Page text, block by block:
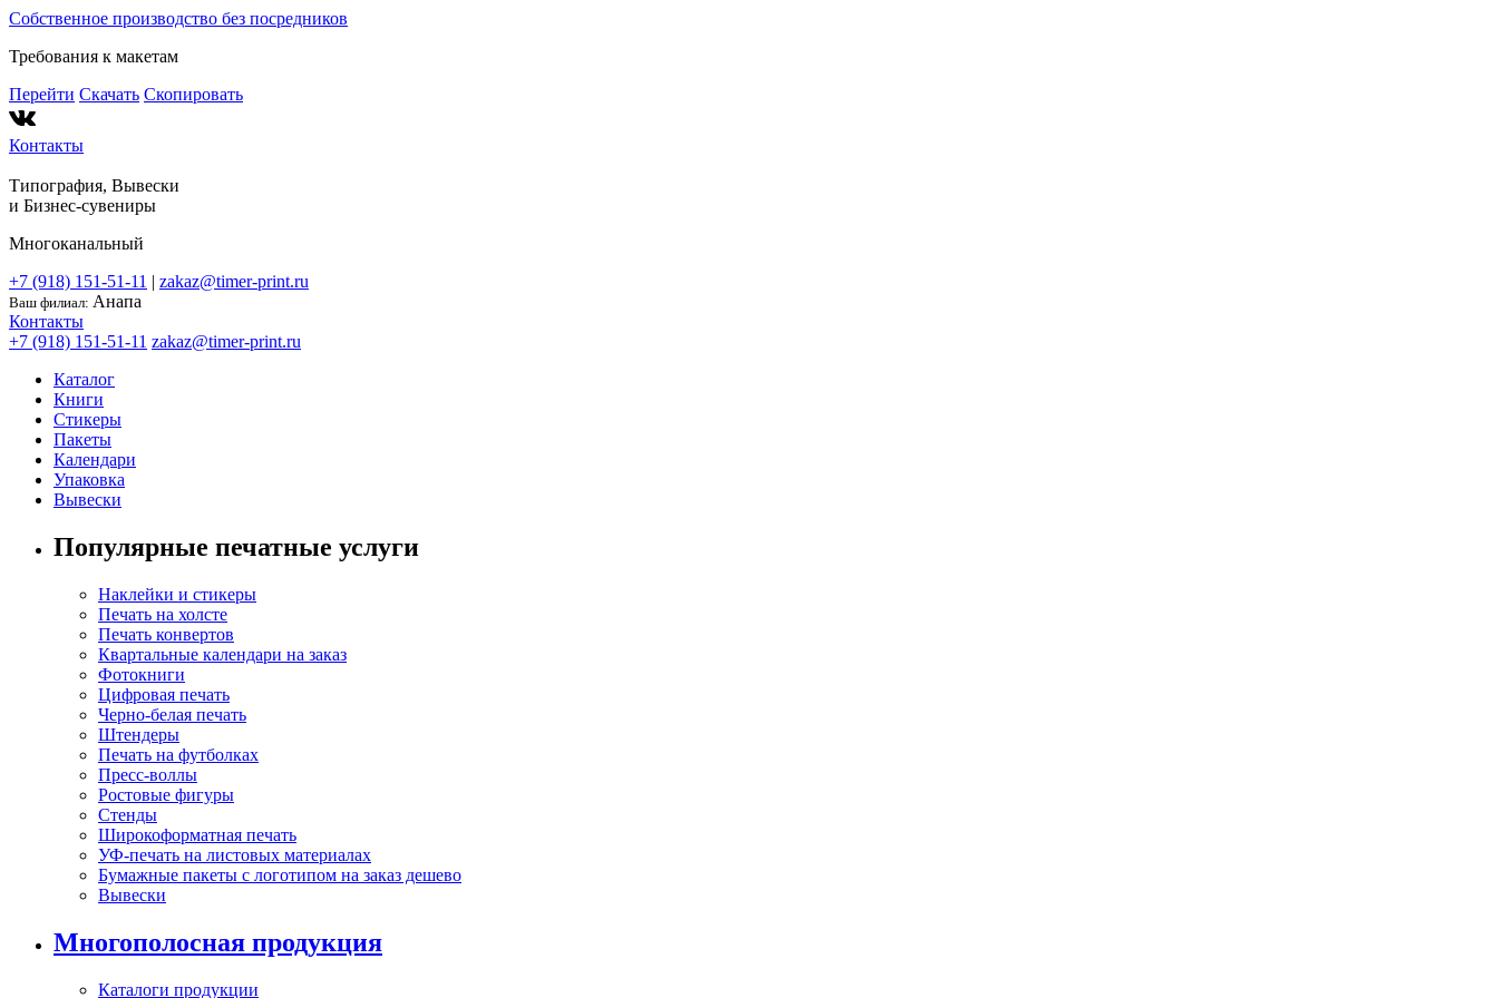
Собственное производство без посредников
Требования к макетам
Перейти Скачать Скопировать
Контакты
Типография, Вывески
и Бизнес-сувениры
Многоканальный
+7 (918) 151-51-11 | zakaz@timer-print.ru
Ваш филиал: Анапа
Контакты
+7 (918) 151-51-11 zakaz@timer-print.ru
Каталог
Книги
Стикеры
Пакеты
Календари
Упаковка
Вывески
Популярные печатные услуги
Наклейки и стикеры
Печать на холсте
Печать конвертов
Квартальные календари на заказ
Фотокниги
Цифровая печать
Черно-белая печать
Штендеры
Печать на футболках
Пресс-воллы
Ростовые фигуры
Стенды
Широкоформатная печать
УФ-печать на листовых материалах
Бумажные пакеты с логотипом на заказ дешево
Вывески
Многополосная продукция
Каталоги продукции